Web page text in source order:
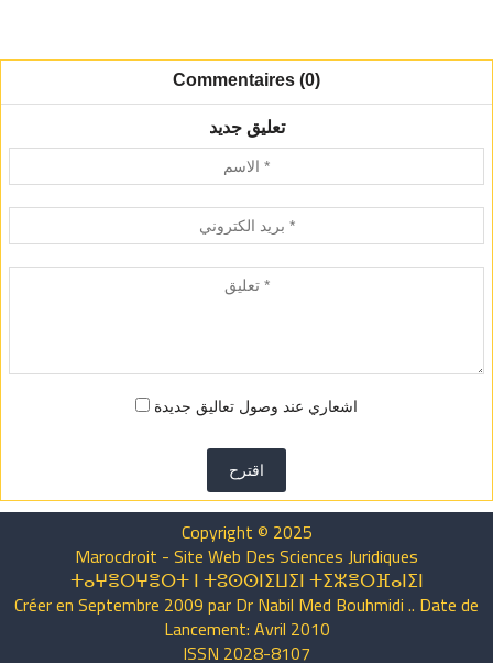
Commentaires (0)
تعليق جديد
اشعاري عند وصول تعاليق جديدة
اقترح
Copyright © 2025
Marocdroit - Site Web Des Sciences Juridiques
ⵜⴰⵖⴻⵔⵖⴻⵔⵜ ⵏ ⵜⵓⵙⵙⵏⵉⵡⵉⵏ ⵜⵉⵣⴻⵔⴼⴰⵏⵉⵏ
Créer en Septembre 2009 par Dr Nabil Med Bouhmidi .. Date de
Lancement: Avril 2010
ISSN 2028-8107